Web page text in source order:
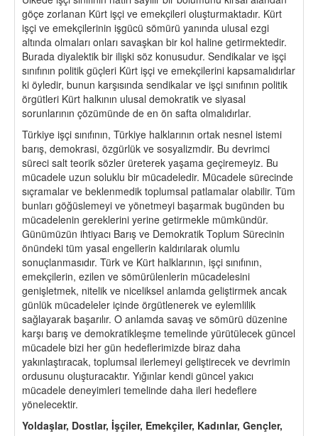
göçe zorlanan Kürt işçi ve emekçileri oluşturmaktadır. Kürt
işçi ve emekçilerinin işgücü sömürü yanında ulusal ezgi
altında olmaları onları savaşkan bir kol haline getirmektedir.
Burada diyalektik bir ilişki söz konusudur. Sendikalar ve işçi
sınıfının politik güçleri Kürt işçi ve emekçilerini kapsamalıdırlar
ki öyledir, bunun karşısında sendikalar ve işçi sınıfının politik
örgütleri Kürt halkının ulusal demokratik ve siyasal
sorunlarının çözümünde de en ön safta olmalıdırlar.
Türkiye işçi sınıfının, Türkiye halklarının ortak nesnel istemi
barış, demokrasi, özgürlük ve sosyalizmdir. Bu devrimci
süreci salt teorik sözler üreterek yaşama geçiremeyiz. Bu
mücadele uzun soluklu bir mücadeledir. Mücadele sürecinde
sıçramalar ve beklenmedik toplumsal patlamalar olabilir. Tüm
bunları göğüslemeyi ve yönetmeyi başarmak bugünden bu
mücadelenin gereklerini yerine getirmekle mümkündür.
Günümüzün ihtiyacı Barış ve Demokratik Toplum Sürecinin
önündeki tüm yasal engellerin kaldırılarak olumlu
sonuçlanmasıdır. Türk ve Kürt halklarının, işçi sınıfının,
emekçilerin, ezilen ve sömürülenlerin mücadelesini
genişletmek, nitelik ve niceliksel anlamda geliştirmek ancak
günlük mücadeleler içinde örgütlenerek ve eylemlilik
sağlayarak başarılır. O anlamda savaş ve sömürü düzenine
karşı barış ve demokratikleşme temelinde yürütülecek güncel
mücadele bizi her gün hedeflerimizde biraz daha
yakınlaştıracak, toplumsal ilerlemeyi geliştirecek ve devrimin
ordusunu oluşturacaktır. Yığınlar kendi güncel yakıcı
mücadele deneyimleri temelinde daha ileri hedeflere
yönelecektir.
Yoldaşlar, Dostlar, İşçiler, Emekçiler, Kadınlar, Gençler,